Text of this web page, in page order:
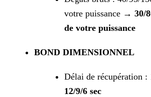
votre puissance → 30/
de votre puissance
BOND DIMENSIONNEL
Délai de récupération :
12/9/6 sec